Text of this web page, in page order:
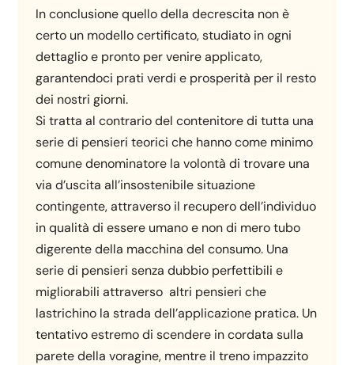
In conclusione quello della decrescita non è
certo un modello certificato, studiato in ogni
dettaglio e pronto per venire applicato,
garantendoci prati verdi e prosperità per il resto
dei nostri giorni.
Si tratta al contrario del contenitore di tutta una
serie di pensieri teorici che hanno come minimo
comune denominatore la volontà di trovare una
via d’uscita all’insostenibile situazione
contingente, attraverso il recupero dell’individuo
in qualità di essere umano e non di mero tubo
digerente della macchina del consumo. Una
serie di pensieri senza dubbio perfettibili e
migliorabili attraverso altri pensieri che
lastrichino la strada dell’applicazione pratica. Un
tentativo estremo di scendere in cordata sulla
parete della voragine, mentre il treno impazzito